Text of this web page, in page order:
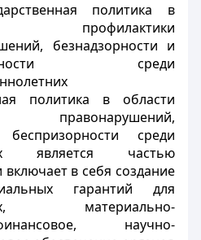
политика в
профилактики
безнадзорности и
среди
политика в области
правонарушений,
среди
является частью
в себя создание
гарантий для
материально-
научно-